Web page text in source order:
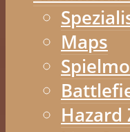
Maps
Hazard